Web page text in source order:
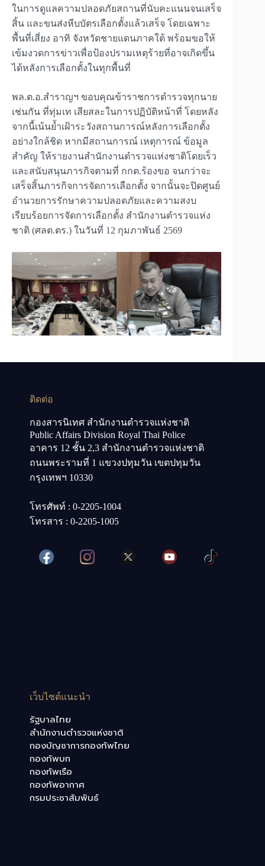
ในการดูแลความปลอดภัยสถานที่นับคะแนนจนเสร็จ
สิ้น และขนส่งหีบบัตรเลือกตั้งแล้วเสร็จ โดยเฉพาะ
พื้นที่เสี่ยง อาทิ จังหวัดชายแดนภาคใต้ พร้อมขอให้
เข้มงวดการข่าวเพื่อป้องปรามเหตุร้ายที่อาจเกิดขึ้น
ได้หลังการเลือกตั้งในทุกพื้นที่
พล.ต.อ.สำราญฯ ขอบคุณข้าราชการตำรวจทุกนาย
เช่นกัน ที่ทุ่มเท เสียสละในการปฏิบัติหน้าที่ โดยหลัง
จากนี้เน้นย้ำเฝ้าระวังสถานการณ์หลังการเลือกตั้ง
อย่างใกล้ชิด หากมีสถานการณ์ เหตุการณ์ ข้อมูล
สำคัญ ให้รายงานสำนักงานตำรวจแห่งชาติโดยเร็ว
และสนับสนุนภารกิจตามที่ กกต.ร้องขอ จนกว่าจะ
เสร็จสิ้นภารกิจการจัดการเลือกตั้ง จากนั้นจะปิดศูนย์
อำนวยการรักษาความปลอดภัยและความสงบ
เรียบร้อยการจัดการเลือกตั้ง สำนักงานตำรวจแห่ง
ชาติ (ศลต.ตร.) ในวันที่ 12 กุมภาพันธ์ 2569
ติดต่อ
กองสารนิเทศ สำนักงานตำรวจแห่งชาติ
Public Affairs Division Royal Thai Police
อาคาร 12 ชั้น 2,3 สำนักงานตำรวจแห่งชาติ
ถนนพระรามที่ 1 แขวงปทุมวัน เขตปทุมวัน
กรุงเทพฯ 10330
โทรศัพท์ : 0-2205-1004
โทรสาร : 0-2205-1005
เว็บไซต์แนะนำ
รัฐบาลไทย
สำนักงานตำรวจแห่งชาติ
กองบัญชาการกองทัพไทย
กองทัพบก
กองทัพเรือ
กองทัพอากาศ
กรมประชาสัมพันธ์